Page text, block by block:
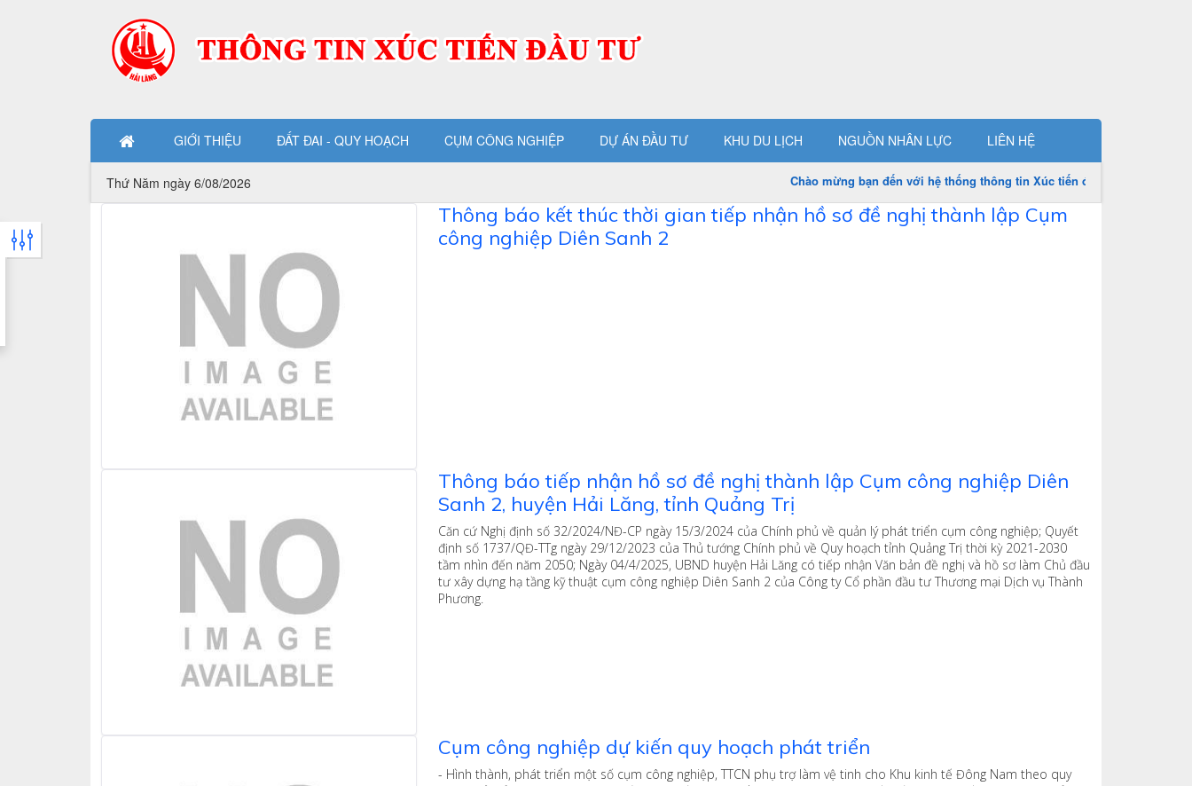
Cụm công nghiệp - Huyện Hải Lăng
GIỚI THIỆU ĐẤT ĐAI - QUY HOẠCH CỤM CÔNG NGHIỆP DỰ ÁN ĐẦU TƯ KHU DU LỊCH NGUỒN NHÂN LỰC LIÊN HỆ
Thứ Năm ngày 6/08/2026 Chào mừng bạn đến với hệ thống thông tin Xúc tiến đầu tư huyện Hải
Thông báo kết thúc thời gian tiếp nhận hồ sơ đề nghị thành lập Cụm
công nghiệp Diên Sanh 2
Thông báo tiếp nhận hồ sơ đề nghị thành lập Cụm công nghiệp Diên
Sanh 2, huyện Hải Lăng, tỉnh Quảng Trị
Căn cứ Nghị định số 32/2024/NĐ-CP ngày 15/3/2024 của Chính phủ về quản lý phát triển cụm công nghiệp; Quyết
định số 1737/QĐ-TTg ngày 29/12/2023 của Thủ tướng Chính phủ về Quy hoạch tỉnh Quảng Trị thời kỳ 2021-2030
tầm nhìn đến năm 2050; Ngày 04/4/2025, UBND huyện Hải Lăng có tiếp nhận Văn bản đề nghị và hồ sơ làm Chủ đầu
tư xây dựng hạ tầng kỹ thuật cụm công nghiệp Diên Sanh 2 của Công ty Cổ phần đầu tư Thương mại Dịch vụ Thành
Phương.
Cụm công nghiệp dự kiến quy hoạch phát triển
- Hình thành, phát triển một số cụm công nghiệp, TTCN phụ trợ làm vệ tinh cho Khu kinh tế Đông Nam theo quy